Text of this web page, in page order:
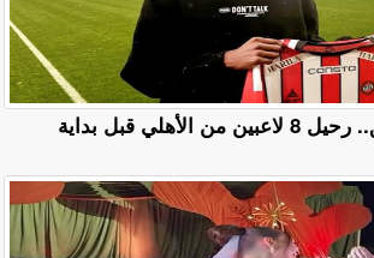
هيكلة قائمة الفريق.. رحيل 8 لاعبين من الأهلي قبل بداية